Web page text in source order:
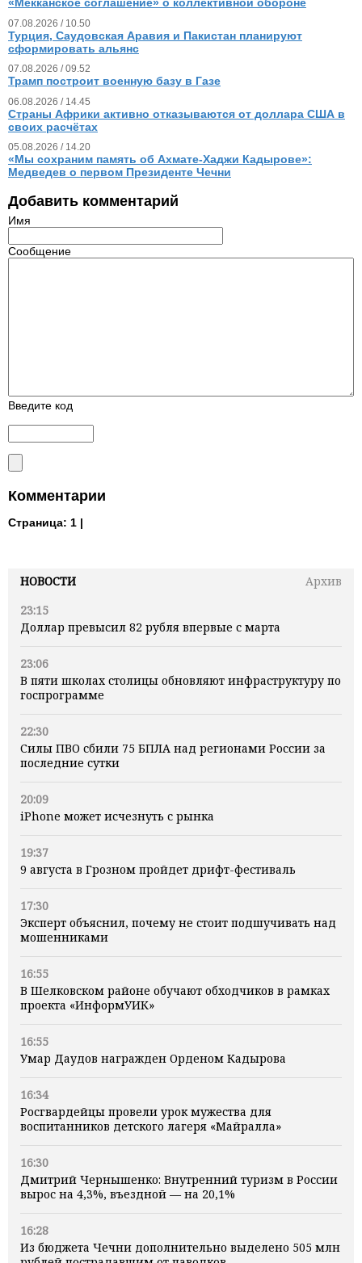
НОВОСТИ
Архив
23:15
Доллар превысил 82 рубля впервые с марта
23:06
В пяти школах столицы обновляют инфраструктуру по
госпрограмме
22:30
Силы ПВО сбили 75 БПЛА над регионами России за
последние сутки
20:09
iPhone может исчезнуть с рынка
19:37
9 августа в Грозном пройдет дрифт-фестиваль
17:30
Эксперт объяснил, почему не стоит подшучивать над
мошенниками
16:55
В Шелковском районе обучают обходчиков в рамках
проекта «ИнформУИК»
16:55
Умар Даудов награжден Орденом Кадырова
16:34
Росгвардейцы провели урок мужества для
воспитанников детского лагеря «Майралла»
16:30
Дмитрий Чернышенко: Внутренний туризм в России
вырос на 4,3%, въездной — на 20,1%
16:28
Из бюджета Чечни дополнительно выделено 505 млн
«Мекканское соглашение» о коллективной обороне
07.08.2026 / 10.50
Турция, Саудовская Аравия и Пакистан планируют
сформировать альянс
07.08.2026 / 09.52
Трамп построит военную базу в Газе
06.08.2026 / 14.45
Страны Африки активно отказываются от доллара США в
своих расчётах
05.08.2026 / 14.20
«Мы сохраним память об Ахмате-Хаджи Кадырове»:
Медведев о первом Президенте Чечни
Добавить комментарий
Имя
Сообщение
Введите код
Комментарии
Страница: 1 |